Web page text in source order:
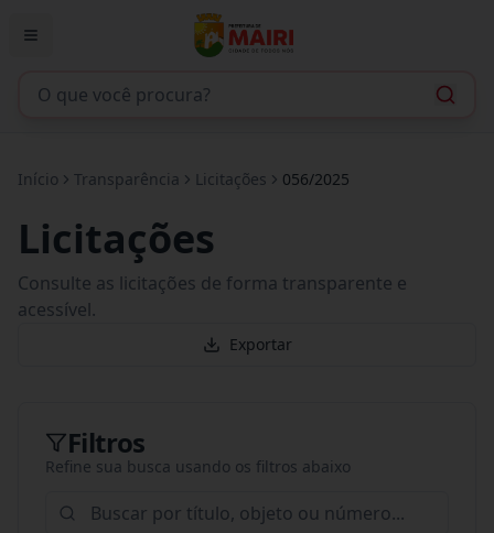
Início Transparência Licitações 056/2025
Licitações
Consulte as licitações de forma transparente e
acessível.
Exportar
Filtros
Refine sua busca usando os filtros abaixo